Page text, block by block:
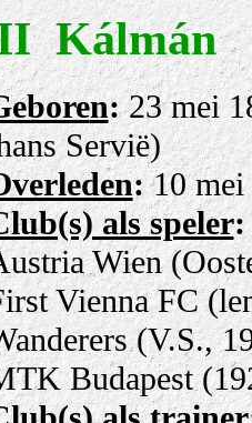
Kálmán
n:23 mei
Servië)
:10
als speler
Wien
Vienna FC
(V.S.,
Budapest